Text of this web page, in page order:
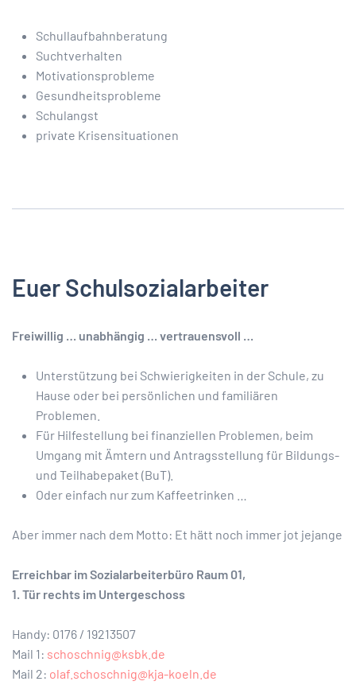
Schullaufbahnberatung
Suchtverhalten
Motivationsprobleme
Gesundheitsprobleme
Schulangst
private Krisensituationen
Euer Schulsozialarbeiter
Freiwillig … unabhängig … vertrauensvoll …
Unterstützung bei Schwierigkeiten in der Schule, zu
Hause oder bei persönlichen und familiären
Problemen.
Für Hilfestellung bei finanziellen Problemen, beim
Umgang mit Ämtern und Antragsstellung für Bildungs-
und Teilhabepaket (BuT).
Oder einfach nur zum Kaffeetrinken …
Aber immer nach dem Motto: Et hätt noch immer jot jejange
Erreichbar im Sozialarbeiterbüro Raum 01,
1. Tür rechts im Untergeschoss
Handy: 0176 / 19213507
Mail 1: schoschnig@ksbk.de
Mail 2: olaf.schoschnig@kja-koeln.de